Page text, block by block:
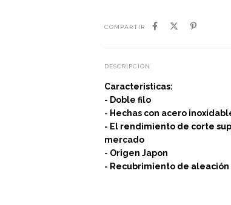
COMPARTIR
DESCRIPCIÓN
Caracteristicas:
- Doble filo
- Hechas con acero
- El rendimiento de corte
mercado
- Origen Japon
- Recubrimiento de